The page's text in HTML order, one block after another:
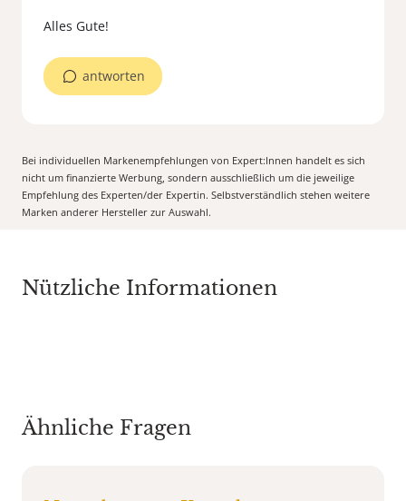
antworten
Bei individuellen Markenempfehlungen von Expert:Innen handelt es sich
nicht um finanzierte Werbung, sondern ausschließlich um die jeweilige
Empfehlung des Experten/der Expertin. Selbstverständlich stehen weitere
Marken anderer Hersteller zur Auswahl.
Nützliche Informationen
Ähnliche Fragen